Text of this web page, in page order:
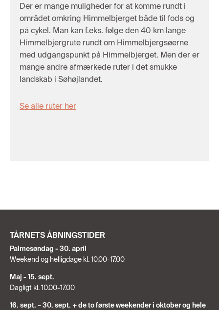
Der er mange muligheder for at komme rundt i
området omkring Himmelbjerget både til fods og
på cykel. Man kan f.eks. følge den 40 km lange
Himmelbjergrute rundt om Himmelbjergsøerne
med udgangspunkt på Himmelbjerget. Men der er
mange andre afmærkede ruter i det smukke
landskab i Søhøjlandet.
Se alle ruter her
TÅRNETS ÅBNINGSTIDER
Palmesøndag - 30. april
Weekend og helligdage kl. 10.00-17.00
Maj - 15. sept.
Dagligt kl. 10.00-17.00
16. sept. – 30. sept. + de to første weekender i oktober og hele